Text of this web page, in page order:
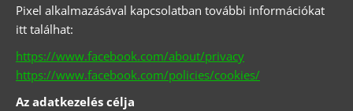
Pixel alkalmazásával kapcsolatban további információkat
itt találhat:
https://www.facebook.com/about/privacy
https://www.facebook.com/policies/cookies/
Az adatkezelés célja